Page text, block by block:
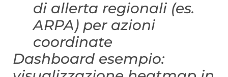
di allerta regionali (es.
ARPA) per azioni
coordinate
Dashboard esempio: